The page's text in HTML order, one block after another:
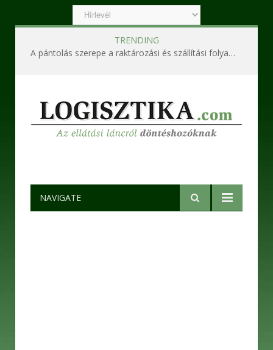
TRENDING
A pántolás szerepe a raktározási és szállítási folyamatokban
NAVIGATE